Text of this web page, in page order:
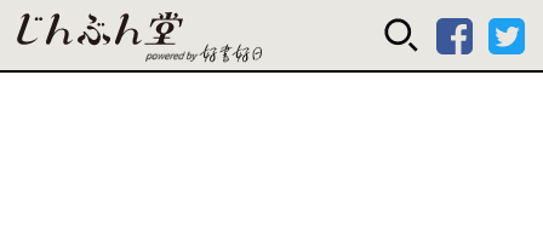
じんぶん堂